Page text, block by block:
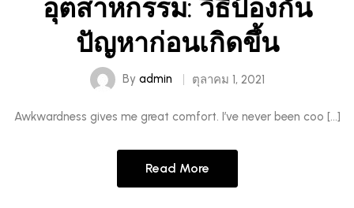
อุตสาหกรรม: วิธีป้องกัน
ปัญหาก่อนเกิดขึ้น
By admin ตุลาคม 1, 2021
Awkwardness gives me great comfort. I’ve never been coo […]
Read More